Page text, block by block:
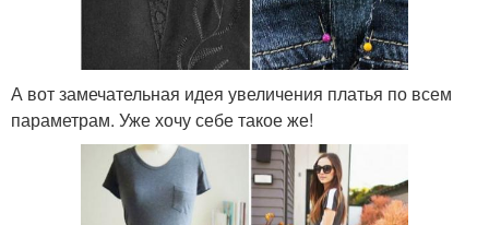
А вот замечательная идея увеличения платья по всем
параметрам. Уже хочу себе такое же!